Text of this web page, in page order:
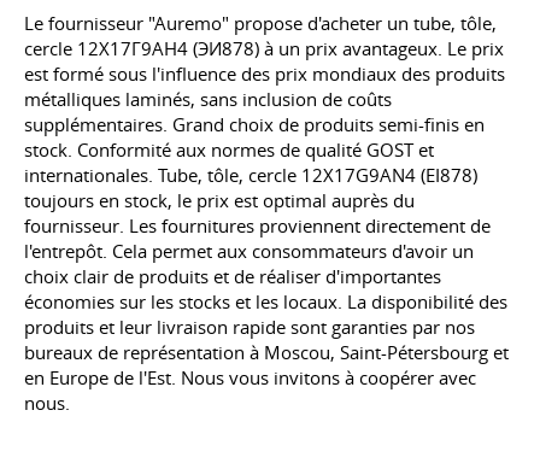
Le fournisseur "Auremo" propose d'acheter un tube, tôle,
cercle 12Х17Г9АН4 (ЭИ878) à un prix avantageux. Le prix
est formé sous l'influence des prix mondiaux des produits
métalliques laminés, sans inclusion de coûts
supplémentaires. Grand choix de produits semi-finis en
stock. Conformité aux normes de qualité GOST et
internationales. Tube, tôle, cercle 12X17G9AN4 (EI878)
toujours en stock, le prix est optimal auprès du
fournisseur. Les fournitures proviennent directement de
l'entrepôt. Cela permet aux consommateurs d'avoir un
choix clair de produits et de réaliser d'importantes
économies sur les stocks et les locaux. La disponibilité des
produits et leur livraison rapide sont garanties par nos
bureaux de représentation à Moscou, Saint-Pétersbourg et
en Europe de l'Est. Nous vous invitons à coopérer avec
nous.